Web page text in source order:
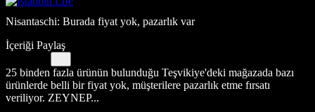
Nisantaschi: Burada fiyat yok, pazarlık var
İçeriği Paylaş
25 binden fazla ürünün bulunduğu Teşvikiye'deki mağazada bazı
ürünlerde belli bir fiyat yok, müşterilere pazarlık etme fırsatı
veriliyor. ZEYNEP...